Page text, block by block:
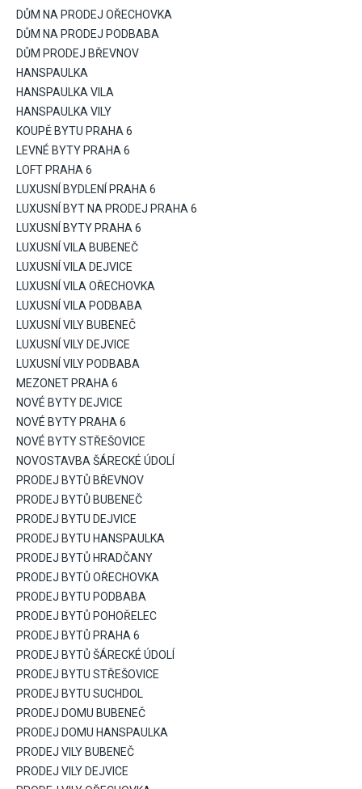
DŮM NA PRODEJ OŘECHOVKA
DŮM NA PRODEJ PODBABA
DŮM PRODEJ BŘEVNOV
HANSPAULKA
HANSPAULKA VILA
HANSPAULKA VILY
KOUPĚ BYTU PRAHA 6
LEVNÉ BYTY PRAHA 6
LOFT PRAHA 6
LUXUSNÍ BYDLENÍ PRAHA 6
LUXUSNÍ BYT NA PRODEJ PRAHA 6
LUXUSNÍ BYTY PRAHA 6
LUXUSNÍ VILA BUBENEČ
LUXUSNÍ VILA DEJVICE
LUXUSNÍ VILA OŘECHOVKA
LUXUSNÍ VILA PODBABA
LUXUSNÍ VILY BUBENEČ
LUXUSNÍ VILY DEJVICE
LUXUSNÍ VILY PODBABA
MEZONET PRAHA 6
NOVÉ BYTY DEJVICE
NOVÉ BYTY PRAHA 6
NOVÉ BYTY STŘEŠOVICE
NOVOSTAVBA ŠÁRECKÉ ÚDOLÍ
PRODEJ BYTŮ BŘEVNOV
PRODEJ BYTŮ BUBENEČ
PRODEJ BYTU DEJVICE
PRODEJ BYTU HANSPAULKA
PRODEJ BYTŮ HRADČANY
PRODEJ BYTŮ OŘECHOVKA
PRODEJ BYTU PODBABA
PRODEJ BYTŮ POHOŘELEC
PRODEJ BYTŮ PRAHA 6
PRODEJ BYTŮ ŠÁRECKÉ ÚDOLÍ
PRODEJ BYTU STŘEŠOVICE
PRODEJ BYTU SUCHDOL
PRODEJ DOMU BUBENEČ
PRODEJ DOMU HANSPAULKA
PRODEJ VILY BUBENEČ
PRODEJ VILY DEJVICE